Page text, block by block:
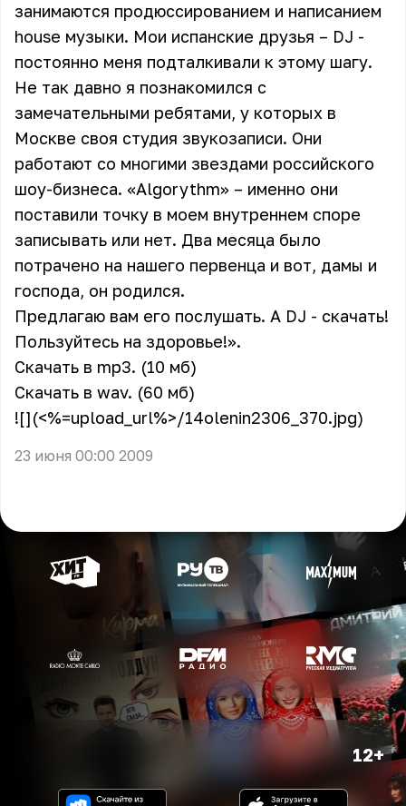
занимаются продюссированием и написанием
house музыки. Мои испанские друзья – DJ -
постоянно меня подталкивали к этому шагу.
Не так давно я познакомился с
замечательными ребятами, у которых в
Москве своя студия звукозаписи. Они
работают со многими звездами российского
шоу-бизнеса. «Algorythm» – именно они
поставили точку в моем внутреннем споре
записывать или нет. Два месяца было
потрачено на нашего первенца и вот, дамы и
господа, он родился.
Предлагаю вам его послушать. А DJ - скачать!
Пользуйтесь на здоровье!».
Скачать в mp3. (10 мб)
Скачать в wav. (60 мб)
![](<%=upload_url%>/14olenin2306_370.jpg)
23 июня 00:00 2009
12+